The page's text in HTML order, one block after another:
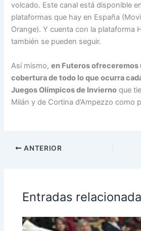
volcado. Este canal está disponible
plataformas que hay en España
Orange). Y cuenta con la plataforma
también se pueden seguir.
Así mismo,en Futeros ofreceremos
cobertura de todo lo que ocurra
Juegos Olímpicos de Invierno que
Milán y de Cortina d’Ampezzo como
ANTERIOR
Entradas